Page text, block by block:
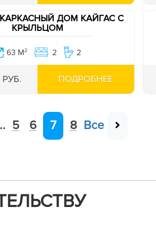
ДОМ КАЙГАС С
КРЫЛЬЦОМ
63 М2 2 2
РУБ. ПОДРОБНЕЕ
5 6 7 8 Все